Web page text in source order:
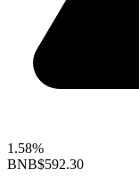
1.58%
BNB$592.30